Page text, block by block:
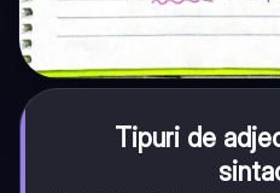
Tipuri de